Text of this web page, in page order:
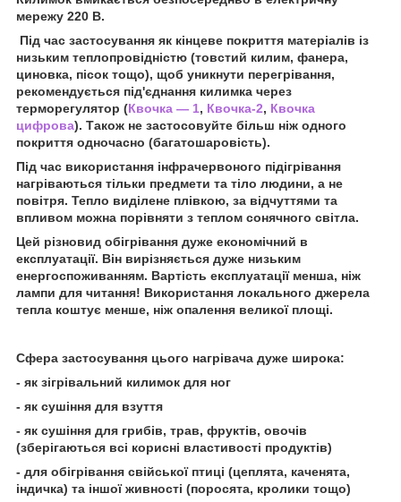
мережу 220 В.
Під час застосування як кінцеве покриття матеріалів із
низьким теплопровідністю (товстий килим, фанера,
циновка, пісок тощо), щоб уникнути перегрівання,
рекомендується під'єднання килимка через
терморегулятор (Квочка — 1, Квочка-2, Квочка
цифрова). Також не застосовуйте більш ніж одного
покриття одночасно (багатошаровість).
Під час використання інфрачервоного підігрівання
нагріваються тільки предмети та тіло людини, а не
повітря. Тепло виділене плівкою, за відчуттями та
впливом можна порівняти з теплом сонячного світла.
Цей різновид обігрівання дуже економічний в
експлуатації. Він вирізняється дуже низьким
енергоспоживанням. Вартість експлуатації менша, ніж
лампи для читання! Використання локального джерела
тепла коштує менше, ніж опалення великої площі.
Сфера застосування цього нагрівача дуже широка:
- як зігрівальний килимок для ног
- як сушіння для взуття
- як сушіння для грибів, трав, фруктів, овочів
(зберігаються всі корисні властивості продуктів)
- для обігрівання свійської птиці (цеплята, каченята,
індичка) та іншої живності (поросята, кролики тощо)